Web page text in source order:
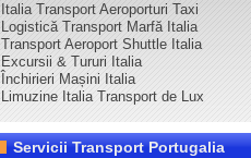
Italia Transport Aeroporturi Taxi
Logistică Transport Marfă Italia
Transport Aeroport Shuttle Italia
Excursii & Tururi Italia
Închirieri Mașini Italia
Limuzine Italia Transport de Lux
Servicii Transport Portugalia